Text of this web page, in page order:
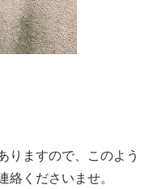
りますので、このよう
絡くださいませ。